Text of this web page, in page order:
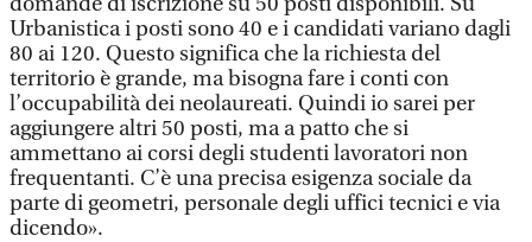
Urbanistica i posti sono 40 e i candidati variano dagli
80 ai 120. Questo significa che la richiesta del
territorio è grande, ma bisogna fare i conti con
l’occupabilità dei neolaureati. Quindi io sarei per
aggiungere altri 50 posti, ma a patto che si
ammettano ai corsi degli studenti lavoratori non
frequentanti. C’è una precisa esigenza sociale da
parte di geometri, personale degli uffici tecnici e via
dicendo».